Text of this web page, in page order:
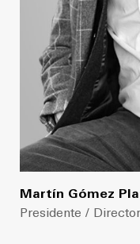
Martín Gómez
Presidente /